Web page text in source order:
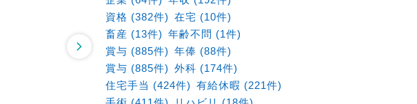
資格 (382件) 在宅 (10件)
畜産 (13件) 年齢不問 (1件)
賞与 (885件) 年俸 (88件)
賞与 (885件) 外科 (174件)
住宅手当 (424件) 有給休暇 (221件)